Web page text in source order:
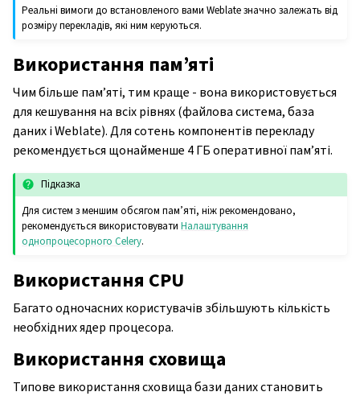
Реальні вимоги до встановленого вами Weblate значно залежать від
розміру перекладів, які ним керуються.
Використання пам’яті
Чим більше пам’яті, тим краще - вона використовується
для кешування на всіх рівнях (файлова система, база
даних і Weblate). Для сотень компонентів перекладу
рекомендується щонайменше 4 ГБ оперативної пам’яті.
Підказка
Для систем з меншим обсягом пам’яті, ніж рекомендовано,
рекомендується використовуватиНалаштування
однопроцесорного Celery.
Використання CPU
Багато одночасних користувачів збільшують кількість
необхідних ядер процесора.
Використання сховища
Типове використання сховища бази даних становить